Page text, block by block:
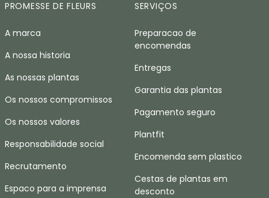
PROMESSE DE FLEURS
A marca
A nossa historia
As nossas plantas
Os nossos compromissos
Os nossos valores
Responsabilidade social
Recrutamento
Espaco para a imprensa
SERVIÇOS
Preparacao de
encomendas
Entregas
Garantia das plantas
Pagamento seguro
Plantfit
Encomenda sem plastico
Cestas de plantas em
desconto